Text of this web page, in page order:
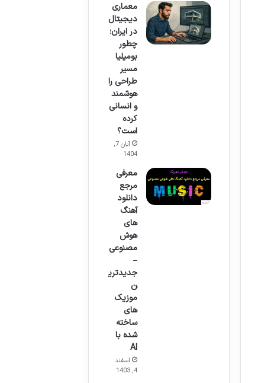
معماری
دیجیتال
در ایران؛
چطور
بومیلیا
مسیر
طراحی را
هوشمند
و انسانی
کرده
است؟
آبان 7,
1404
معرفی
مرجع
دانلود
آهنگ
های
هوش
مصنوعی
–
جدیدتری
ن
موزیک
های
ساخته
شده با
AI
اسفند
4, 1403